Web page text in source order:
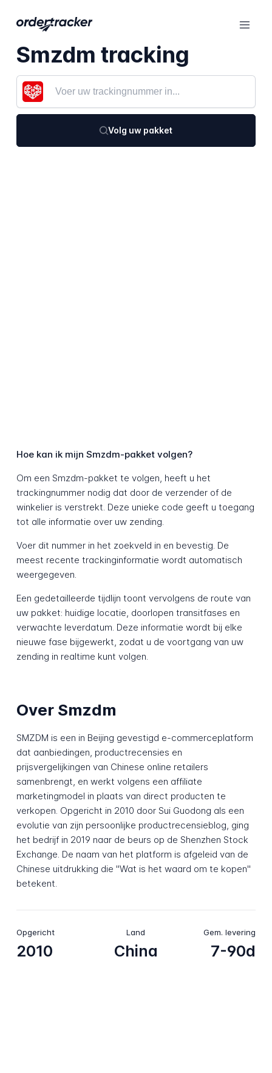
Smzdm tracking
Volg uw pakket
Hoe kan ik mijn Smzdm-pakket volgen?
Om een Smzdm-pakket te volgen, heeft u het
trackingnummer nodig dat door de verzender of de
winkelier is verstrekt. Deze unieke code geeft u toegang
tot alle informatie over uw zending.
Voer dit nummer in het zoekveld in en bevestig. De
meest recente trackinginformatie wordt automatisch
weergegeven.
Een gedetailleerde tijdlijn toont vervolgens de route van
uw pakket: huidige locatie, doorlopen transitfases en
verwachte leverdatum. Deze informatie wordt bij elke
nieuwe fase bijgewerkt, zodat u de voortgang van uw
zending in realtime kunt volgen.
Over Smzdm
SMZDM is een in Beijing gevestigd e-commerceplatform
dat aanbiedingen, productrecensies en
prijsvergelijkingen van Chinese online retailers
samenbrengt, en werkt volgens een affiliate
marketingmodel in plaats van direct producten te
verkopen. Opgericht in 2010 door Sui Guodong als een
evolutie van zijn persoonlijke productrecensieblog, ging
het bedrijf in 2019 naar de beurs op de Shenzhen Stock
Exchange. De naam van het platform is afgeleid van de
Chinese uitdrukking die "Wat is het waard om te kopen"
betekent.
Opgericht
2010
Land
China
Gem. levering
7-90d